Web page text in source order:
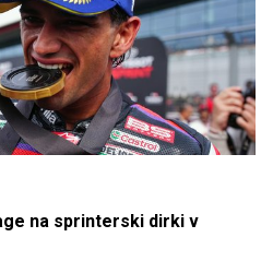
na sprinterski dirki v